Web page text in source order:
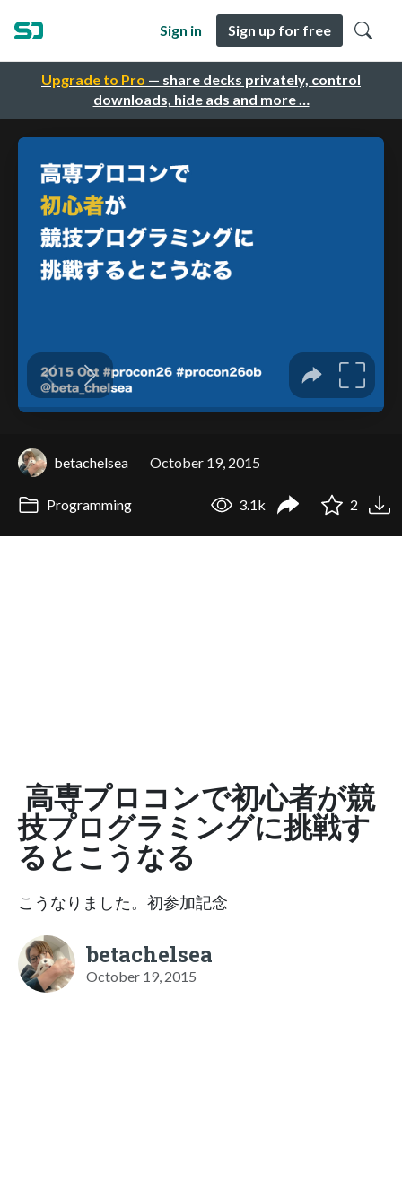
Upgrade to Pro — share decks privately, control
downloads, hide ads and more …
Sign in Sign up for free
betachelsea October 19, 2015
Programming 3.1k 2
高専プロコンで初心者が競
技プログラミングに挑戦す
るとこうなる
こうなりました。初参加記念
betachelsea
October 19, 2015